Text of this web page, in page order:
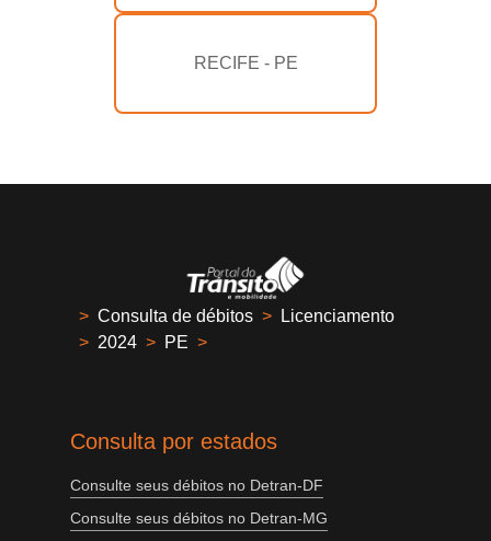
RECIFE - PE
> Consulta de débitos >
Licenciamento
> 2024 > PE >
Consulta por estados
Consulte seus débitos no Detran-DF
Consulte seus débitos no Detran-MG